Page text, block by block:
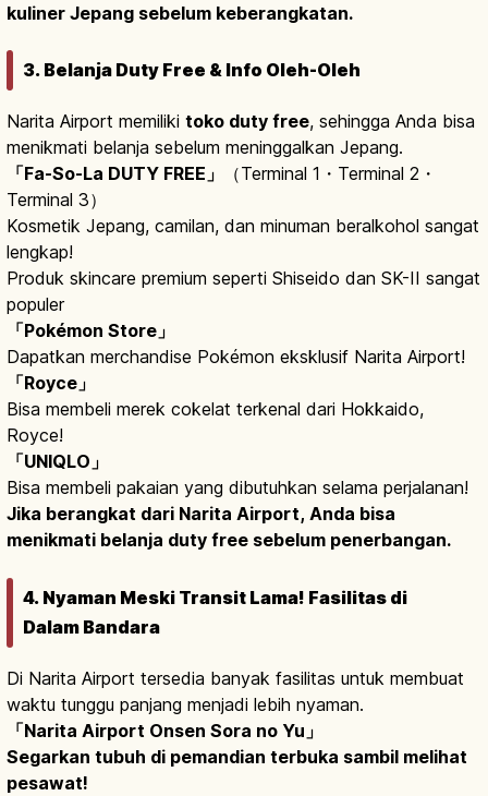
kuliner Jepang sebelum keberangkatan.
3. Belanja Duty Free & Info Oleh-Oleh
Narita Airport memiliki toko duty free, sehingga Anda bisa
menikmati belanja sebelum meninggalkan Jepang.
「Fa-So-La DUTY FREE」
（Terminal 1・Terminal 2・
Terminal 3）
Kosmetik Jepang, camilan, dan minuman beralkohol sangat
lengkap!
Produk skincare premium seperti Shiseido dan SK-II sangat
populer
「Pokémon Store」
Dapatkan merchandise Pokémon eksklusif Narita Airport!
「Royce」
Bisa membeli merek cokelat terkenal dari Hokkaido,
Royce!
「UNIQLO」
Bisa membeli pakaian yang dibutuhkan selama perjalanan!
Jika berangkat dari Narita Airport, Anda bisa
menikmati belanja duty free sebelum penerbangan.
4. Nyaman Meski Transit Lama! Fasilitas di
Dalam Bandara
Di Narita Airport tersedia banyak fasilitas untuk membuat
waktu tunggu panjang menjadi lebih nyaman.
「Narita Airport Onsen Sora no Yu」
Segarkan tubuh di pemandian terbuka sambil melihat
pesawat!